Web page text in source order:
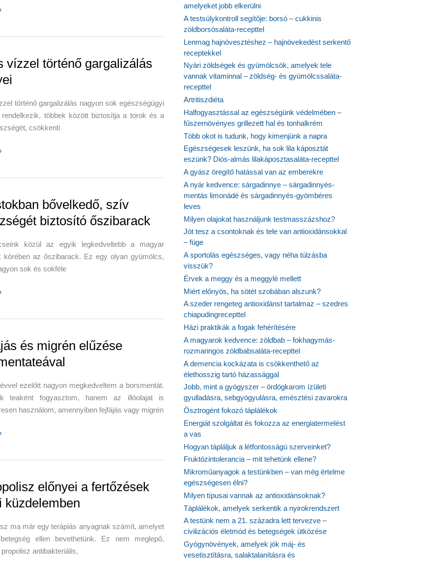
vízzel történő gargalizálás
történő gargalizálás nagyon sok egészségügyi
rendelkezik, többek között biztosítja a torok és a
csökkenti
bővelkedő, szív
biztosító őszibarack
közül az egyik legkedveltebb a magyar
körében az őszibarack. Ez egy olyan gyümölcs,
sok és sokféle
és migrén elűzése
ezelőtt nagyon megkedveltem a borsmentát.
teaként fogyasztom, hanem az illóolajat is
használom, amennyiben fejfájás vagy migrén
előnyei a fertőzések
küzdelemben
ma már egy terápiás anyagnak számít, amelyet
ellen bevethetünk. Ez nem meglepő,
antibakteriális,
amelyeket jobb elkerülni
A testsúlykontroll segítője: borsó – cukkinis
zöldborsósaláta-recepttel
Lenmag hajnövesztéshez – hajnövekedést serkentő
receptekkel
Nyári zöldségek és gyümölcsök, amelyek tele
vannak vitaminnal – zöldség- és gyümölcssaláta-
recepttel
Artritiszdiéta
Halfogyasztással az egészségünk védelmében –
fűszernövényes grillezett hal és tonhalkrém
Több okot is tudunk, hogy kimenjünk a napra
Egészségesek leszünk, ha sok lila káposztát
eszünk? Diós-almás lilakáposztasaláta-recepttel
A gyász öregítő hatással van az emberekre
A nyár kedvence: sárgadinnye – sárgadinnyés-
mentás limonádé és sárgadinnyés-gyömbéres
leves
Milyen olajokat használjunk testmasszázshoz?
Jót tesz a csontoknak és tele van antioxidánsokkal
– füge
A sportolás egészséges, vagy néha túlzásba
visszük?
Érvek a meggy és a meggylé mellett
Miért előnyös, ha sötét szobában alszunk?
A szeder rengeteg antioxidánst tartalmaz – szedres
chiapudingrecepttel
Házi praktikák a fogak fehérítésére
A magyarok kedvence: zöldbab – fokhagymás-
rozmaringos zöldbabsaláta-recepttel
A demencia kockázata is csökkenthető az
élethosszig tartó házassággal
Jobb, mint a gyógyszer – ördögkarom ízületi
gyulladásra, sebgyógyulásra, emésztési zavarokra
Ösztrogént fokozó táplálékok
Energiát szolgáltat és fokozza az energiatermelést
a vas
Hogyan tápláljuk a létfontosságú szerveinket?
Fruktózintolerancia – mit tehetünk ellene?
Mikroműanyagok a testünkben – van még értelme
egészségesen élni?
Milyen típusai vannak az antioxidánsoknak?
Táplálékok, amelyek serkentik a nyirokrendszert
A testünk nem a 21. századra lett tervezve –
civilizációs életmód és betegségek ütközése
Gyógynövények, amelyek jók máj- és
vesetisztításra, salaktalanításra és